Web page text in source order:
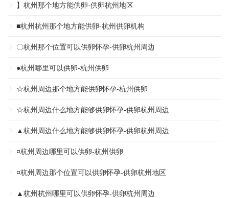
】杭州那个地方能供卵-供卵杭州地区
■杭州杭州那个地方能供卵-杭州供卵机构
〇杭州那个位置可以供卵怀孕-供卵杭州周边
●杭州哪里可以供卵-杭州供卵
☆杭州周边那个地方能供卵怀孕-杭州供卵
☆杭州周边什么地方能够供卵怀孕-供卵杭州周边
▲杭州周边什么地方能够供卵怀孕-供卵杭州周边
¤杭州周边哪里可以供卵-杭州供卵
¤杭州周边那个位置可以供卵怀孕-供卵杭州地区
▲杭州杭州哪里可以供卵怀孕-供卵杭州周边